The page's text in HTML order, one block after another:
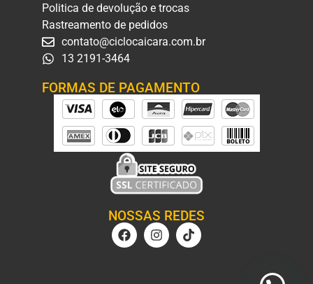
Politica de devolução e trocas
Rastreamento de pedidos
contato@ciclocaicara.com.br
13 2191-3464
FORMAS DE PAGAMENTO
NOSSAS REDES